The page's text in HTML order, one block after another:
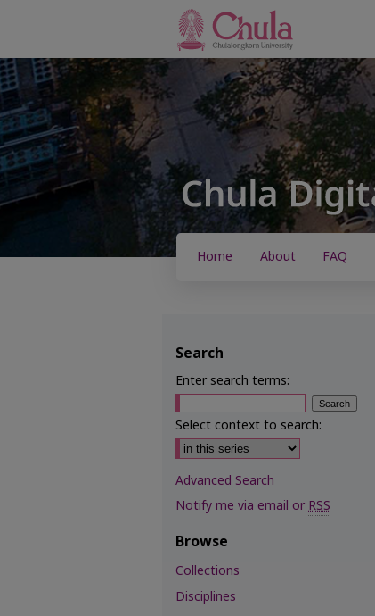
Home About FAQ
Search
Enter search terms:
Select context to search:
Advanced Search
Notify me via email orRSS
Browse
Collections
Disciplines